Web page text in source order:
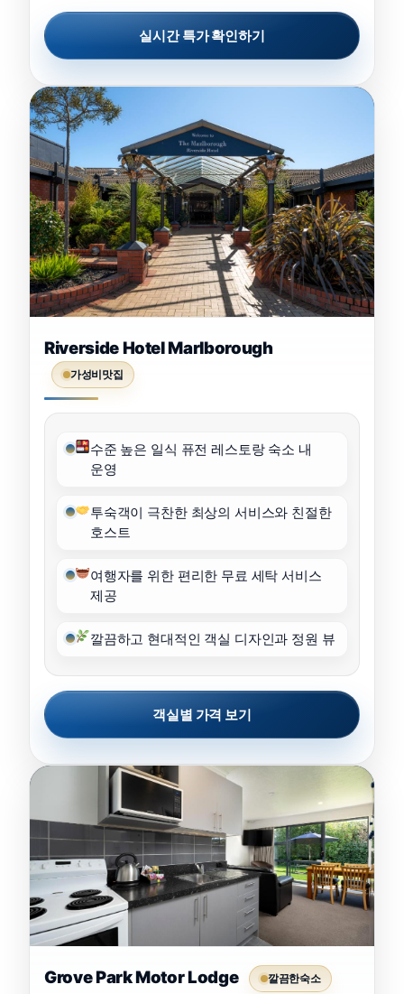
실시간 특가 확인하기
Riverside Hotel Marlborough
가성비맛집
수준 높은 일식 퓨전 레스토랑 숙소 내
운영
투숙객이 극찬한 최상의 서비스와 친절한
호스트
여행자를 위한 편리한 무료 세탁 서비스
제공
깔끔하고 현대적인 객실 디자인과 정원 뷰
객실별 가격 보기
Grove Park Motor Lodge 깔끔한숙소